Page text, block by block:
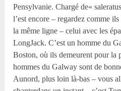
Pensylvanie. Chargé de«
l’est encore – regardez comme
la même ligne – celui avec les
LongJack. C’est un homme du
Boston, où ils demeurent pour la
hommes du Galway sont de
Aunord, plus loin là-bas – vous